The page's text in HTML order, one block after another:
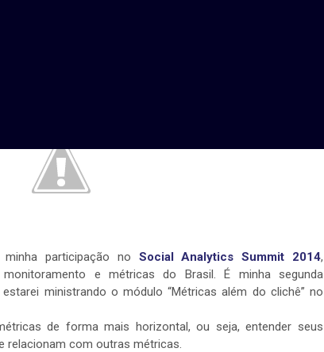
participação no Social Analytics Summit 2014,
e métricas do Brasil. É minha segunda
ministrando o módulo “Métricas além do clichê” no
de forma mais horizontal, ou seja, entender seus
relacionam com outras métricas.